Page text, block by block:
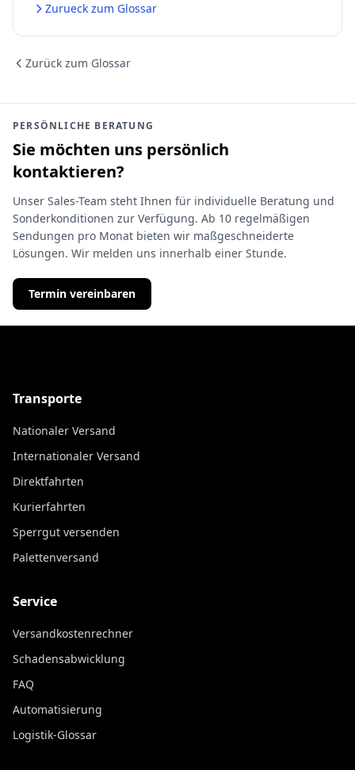
Zurueck zum Glossar
Zurück zum Glossar
PERSÖNLICHE BERATUNG
Sie möchten uns persönlich
kontaktieren?
Unser Sales-Team steht Ihnen für individuelle Beratung und
Sonderkonditionen zur Verfügung. Ab 10 regelmäßigen
Sendungen pro Monat bieten wir maßgeschneiderte
Lösungen. Wir melden uns innerhalb einer Stunde.
Termin vereinbaren
Transporte
Nationaler Versand
Internationaler Versand
Direktfahrten
Kurierfahrten
Sperrgut versenden
Palettenversand
Service
Versandkostenrechner
Schadensabwicklung
FAQ
Automatisierung
Logistik-Glossar